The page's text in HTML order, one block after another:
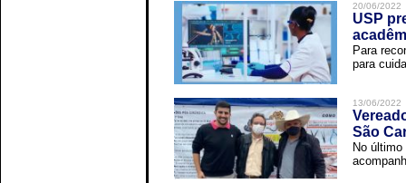
20/06/2022
USP
Para
para
13/06/2022
São
No